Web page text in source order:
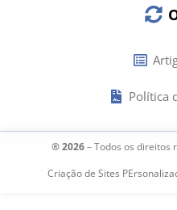
Política
® 2026– Todos os direitos
Criação de Sites